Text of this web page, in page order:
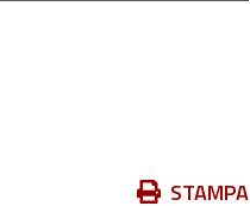
Azioni STAMPA